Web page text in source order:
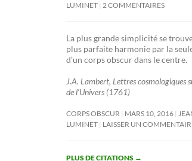
LUMINET 2 COMMENTAIRES
La plus grande simplicité se
plus parfaite harmonie par la
d’un corps obscur dans le centre.
J.A. Lambert, Lettres cosmologiques
de l’Univers (1761)
CORPS OBSCUR MARS 10, 2016
LUMINET LAISSER UN
PLUS DE CITATIONS →